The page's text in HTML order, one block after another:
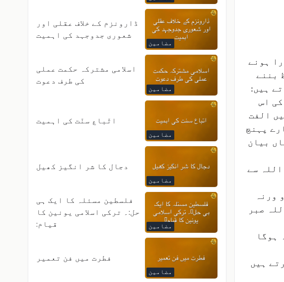
ہونے
بننے
ہیں:
اس
الفت
پہنچ
بیان
سے
ورنہ
صبر
ہوگا
ہیں
مضامین
ڈارونزم کے خلاف عقلی اور
شعوری جدوجہد کی اہمیت
مضامین
اسلامی مشترکہ حکمت عملی
کی طرف دعوت
مضامین
اتّباع سنّت کی اہمیت
مضامین
دجال کا شر انگیز کھیل
مضامین
فلسطین مسئلہ کا ایک ہی
حل:۔ ترکی اسلامی یونین کا
قیام:
مضامین
فطرت میں فن تعمیر